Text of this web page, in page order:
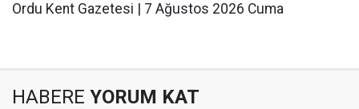
Ordu Kent Gazetesi | 7 Ağustos 2026 Cuma
HABERE YORUM KAT